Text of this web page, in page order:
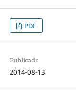
PDF
Publicado
2014-08-13